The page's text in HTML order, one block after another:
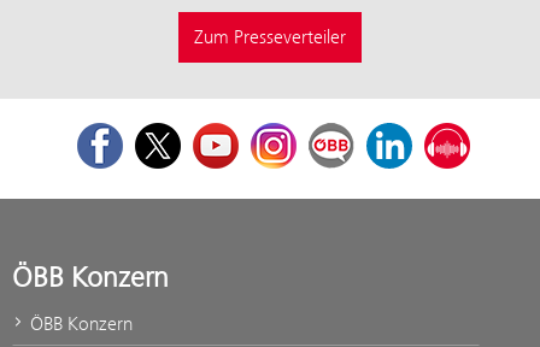
Zum Presseverteiler
FacebookTwitterYoutubeInstagramÖBB Corporate Blog
LinkedInPodcast
ÖBB Konzern
ÖBB Konzern